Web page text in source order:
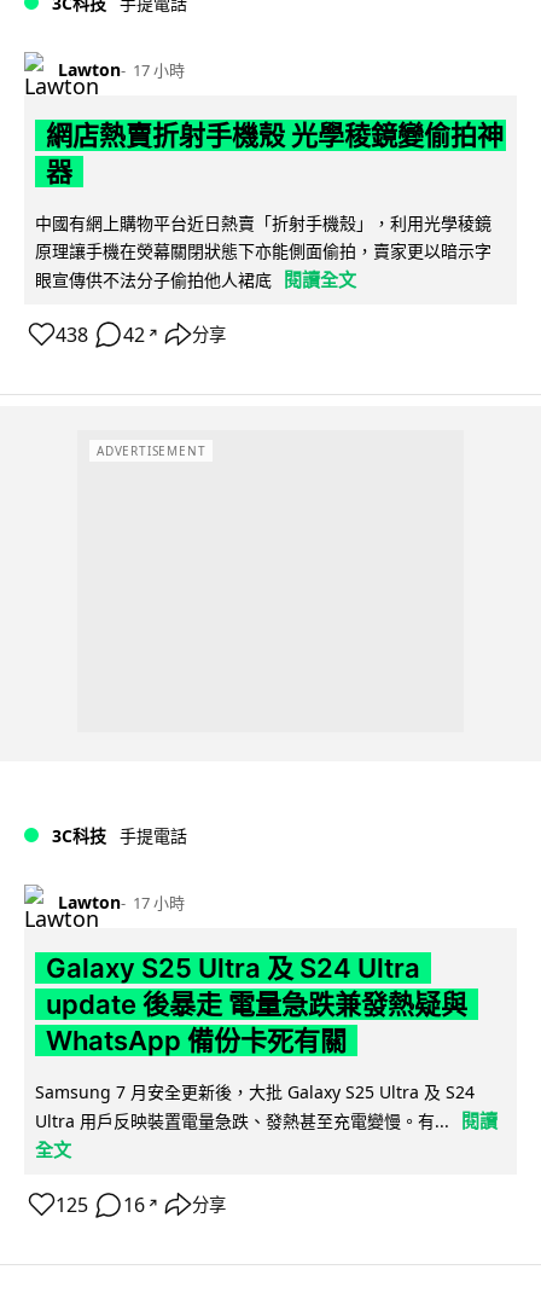
Lawton 17 小時
網店熱賣折射手機殼 光學稜鏡變偷拍神
器
中國有網上購物平台近日熱賣「折射手機殼」，利用光學稜鏡
原理讓手機在熒幕關閉狀態下亦能側面偷拍，賣家更以暗示字
眼宣傳供不法分子偷拍他人裙底
閱讀全文
438 42 ↗ 分享
ADVERTISEMENT
3C科技 手提電話
Lawton 17 小時
Galaxy S25 Ultra 及 S24 Ultra
update 後暴走 電量急跌兼發熱疑與
WhatsApp 備份卡死有關
Samsung 7 月安全更新後，大批 Galaxy S25 Ultra 及 S24
Ultra 用戶反映裝置電量急跌、發熱甚至充電變慢。有...
閱讀
全文
125 16 ↗ 分享